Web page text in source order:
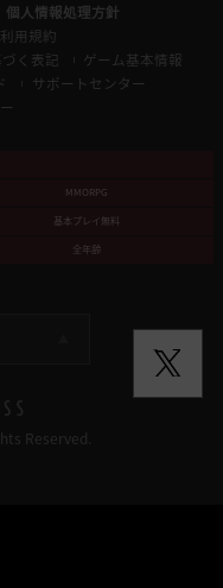
個人情報処理方針
用規約
く表記
ゲーム基本情報
サポートセンター
MMORPG
基本プレイ無料
全年齢
Reserved.